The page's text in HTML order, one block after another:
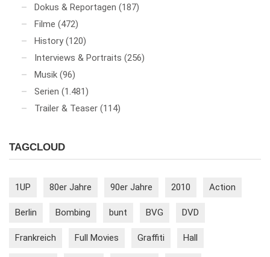
Dokus & Reportagen (187)
Filme (472)
History (120)
Interviews & Portraits (256)
Musik (96)
Serien (1.481)
Trailer & Teaser (114)
TAGCLOUD
1UP 80er Jahre 90er Jahre 2010 Action
Berlin Bombing bunt BVG DVD
Frankreich Full Movies Graffiti Hall